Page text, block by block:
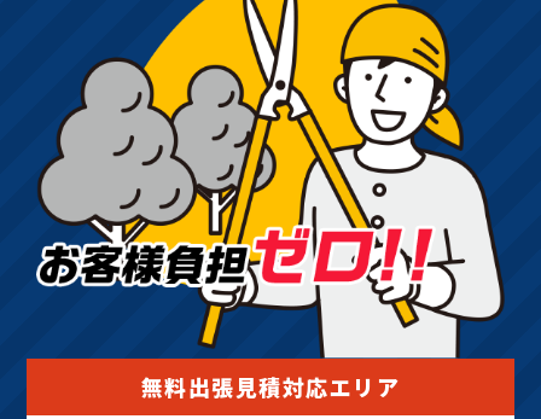
無料出張見積対応エリア